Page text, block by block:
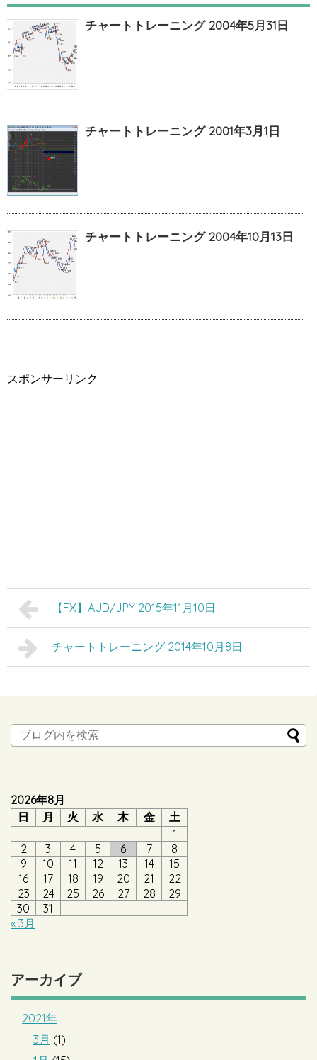
チャートトレーニング 2004年5月31日
チャートトレーニング 2001年3月1日
チャートトレーニング 2004年10月13日
スポンサーリンク
【FX】AUD/JPY 2015年11月10日
チャートトレーニング 2014年10月8日
2026年8月
日
月 火 水 木 金
土
1
2
3 4 5 6 7
8
9
10 11 12 13 14
15
16
17 18 19 20 21
22
23
24 25 26 27 28
29
30
31
« 3月
アーカイブ
2021年
3月 (1)